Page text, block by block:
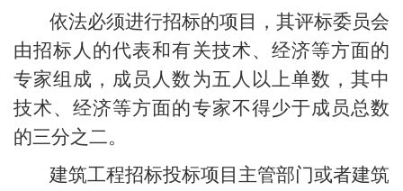
依法必须进行招标的项目，其评标委员会
由招标人的代表和有关技术、经济等方面的
专家组成，成员人数为五人以上单数，其中
技术、经济等方面的专家不得少于成员总数
的三分之二。
建筑工程招标投标项目主管部门或者建筑